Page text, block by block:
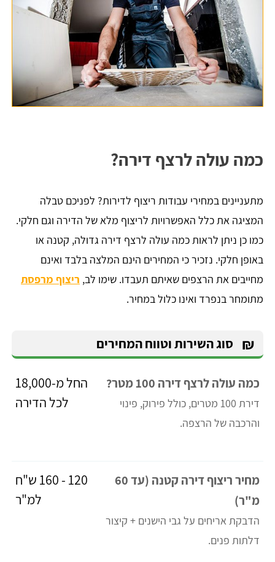
כמה עולה לרצף דירה?
מתעניינים במחירי עבודות ריצוף לדירות? לפניכם טבלה
המציגה את כלל האפשרויות לריצוף מלא של הדירה וגם חלקי.
כמו כן ניתן לראות כמה עולה לרצף דירה גדולה, קטנה או
באופן חלקי. נזכיר כי המחירים הינם המלצה בלבד ואינם
מחייבים את הרצפים שאיתם תעבדו. שימו לב, ריצוף מרפסת
מתומחר בנפרד ואינו כלול במחיר.
₪ סוג השירות וטווח המחירים
כמה עולה לרצף דירה 100 מטר?
דירת 100 מטרים, כולל פירוק, פינוי
והרכבה של הרצפה.
החל מ-18,000
לכל הדירה
מחיר ריצוף דירה קטנה (עד 60
מ"ר)
הדבקת אריחים על גבי הישנים + קיצור
דלתות פנים.
120 - 160 ש"ח
למ"ר